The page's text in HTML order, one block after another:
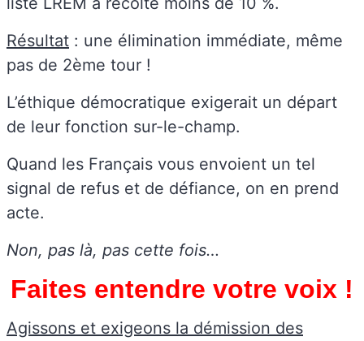
Résultat : une élimination immédiate, même
pas de 2ème tour !
L’éthique démocratique exigerait un départ
de leur fonction sur-le-champ.
Quand les Français vous envoient un tel
signal de refus et de défiance, on en prend
acte.
Non, pas là, pas cette fois…
Faites entendre votre voix !
Agissons et exigeons la démission des